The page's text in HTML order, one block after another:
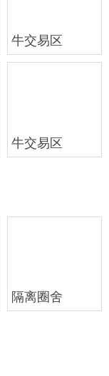
牛交易区
牛交易区
隔离圈舍